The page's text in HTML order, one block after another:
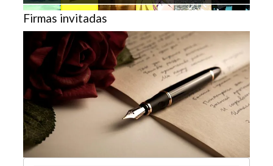
Firmas invitadas